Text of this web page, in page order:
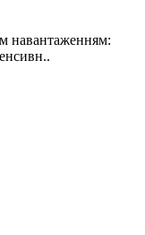
навантаженням: